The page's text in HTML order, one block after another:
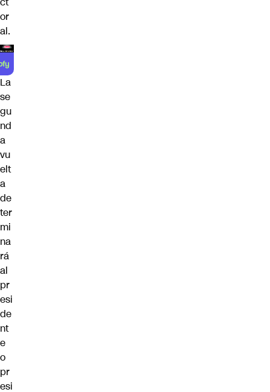
or
al.
La
se
gu
nd
a
vu
elt
a
de
ter
mi
na
rá
al
pr
esi
de
nt
e
o
pr
esi